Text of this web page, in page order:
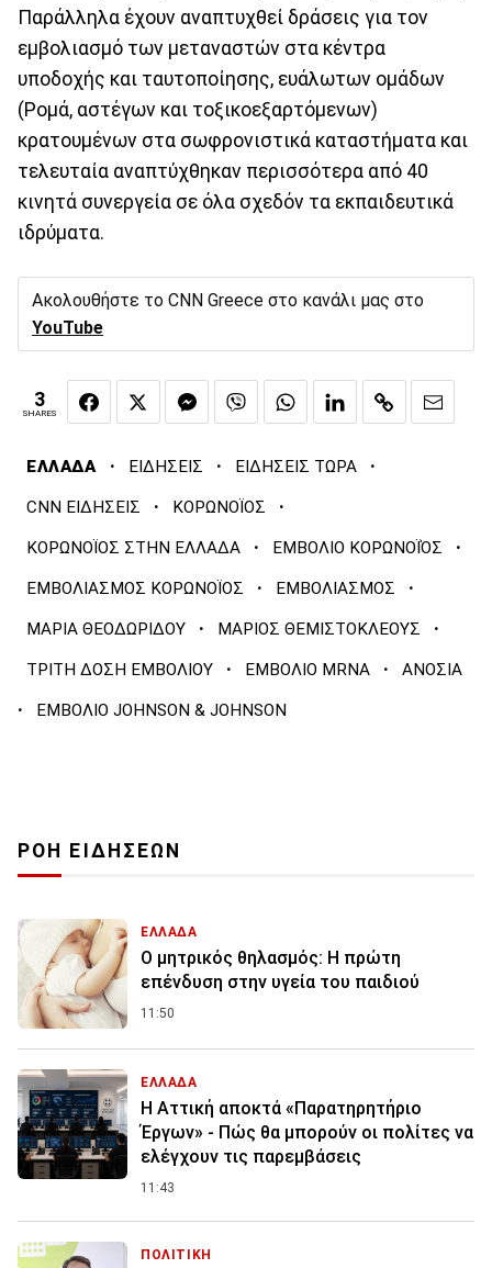
Παράλληλα έχουν αναπτυχθεί δράσεις για τον
εμβολιασμό των μεταναστών στα κέντρα
υποδοχής και ταυτοποίησης, ευάλωτων ομάδων
(Ρομά, αστέγων και τοξικοεξαρτόμενων)
κρατουμένων στα σωφρονιστικά καταστήματα και
τελευταία αναπτύχθηκαν περισσότερα από 40
κινητά συνεργεία σε όλα σχεδόν τα εκπαιδευτικά
ιδρύματα.
Ακολουθήστε το CNN Greece στο κανάλι μας στο
YouTube
3
SHARES
ΕΛΛΑΔΑ · ΕΙΔΗΣΕΙΣ · ΕΙΔΗΣΕΙΣ ΤΩΡΑ ·
CNN ΕΙΔΗΣΕΙΣ · ΚΟΡΩΝΟΪΟΣ ·
ΚΟΡΩΝΟΪΟΣ ΣΤΗΝ ΕΛΛΑΔΑ · ΕΜΒΟΛΙΟ ΚΟΡΩΝΟΪΌΣ ·
ΕΜΒΟΛΙΑΣΜΟΣ ΚΟΡΩΝΟΪΟΣ · ΕΜΒΟΛΙΑΣΜΟΣ ·
ΜΑΡΙΑ ΘΕΟΔΩΡΙΔΟΥ · ΜΑΡΙΟΣ ΘΕΜΙΣΤΟΚΛΕΟΥΣ ·
ΤΡΙΤΗ ΔΟΣΗ ΕΜΒΟΛΙΟΥ · ΕΜΒΟΛΙΟ MRNA · ΑΝΟΣΙΑ
· ΕΜΒΟΛΙΟ JOHNSON & JOHNSON
ΡΟΗ ΕΙΔΗΣΕΩΝ
ΕΛΛΑΔΑ
Ο μητρικός θηλασμός: Η πρώτη
επένδυση στην υγεία του παιδιού
11:50
ΕΛΛΑΔΑ
Η Αττική αποκτά «Παρατηρητήριο
Έργων» - Πώς θα μπορούν οι πολίτες να
ελέγχουν τις παρεμβάσεις
11:43
ΠΟΛΙΤΙΚΗ